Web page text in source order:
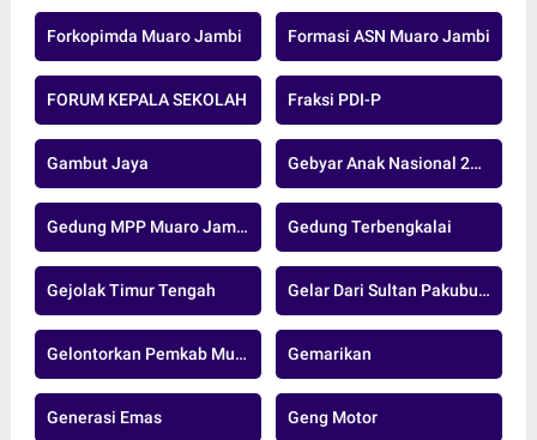
Forkopimda Muaro Jambi Formasi ASN Muaro Jambi
FORUM KEPALA SEKOLAH Fraksi PDI-P
Gambut Jaya Gebyar Anak Nasional 2024
Gedung MPP Muaro Jambi Gedung Terbengkalai
Gejolak Timur Tengah Gelar Dari Sultan Pakubuwono XIII
Gelontorkan Pemkab Muaro Jambi Gemarikan
Generasi Emas Geng Motor